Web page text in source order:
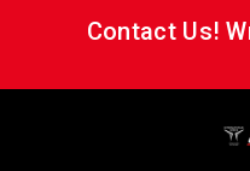
Contact Us!